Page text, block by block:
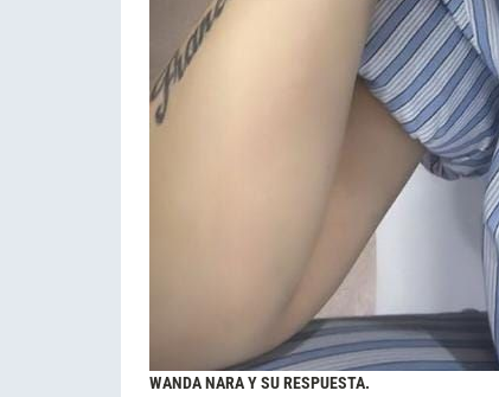
WANDA NARA Y SU RESPUESTA.